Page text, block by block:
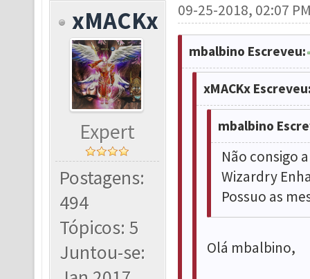
xMACKx
Expert
Postagens:
494
Tópicos: 5
Juntou-se:
09-25-2018, 02:07
mbalbino Escreveu:
xMACKx
mbalbino
Não consigo
Wizardry
Possuo as
Olá mbalbino,